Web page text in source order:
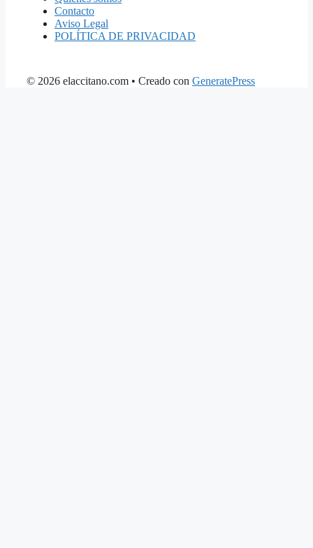
Contacto
Aviso Legal
POLÍTICA DE PRIVACIDAD
© 2026 elaccitano.com • Creado con GeneratePress